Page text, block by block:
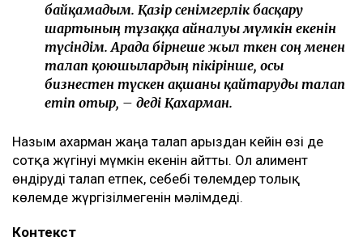
байқамадым. Қазір сенімгерлік басқару
шартының тұзаққа айналуы мүмкін екенін
түсіндім. Арада бірнеше жыл өткен соң менен
талап қоюшылардың пікірінше, осы
бизнестен түскен ақшаны қайтаруды талап
етіп отыр, – деді Қахарман.
Назым Қахарман жаңа талап арыздан кейін өзі де
сотқа жүгінуі мүмкін екенін айтты. Ол алимент
өндіруді талап етпек, себебі төлемдер толық
көлемде жүргізілмегенін мәлімдеді.
Контекст